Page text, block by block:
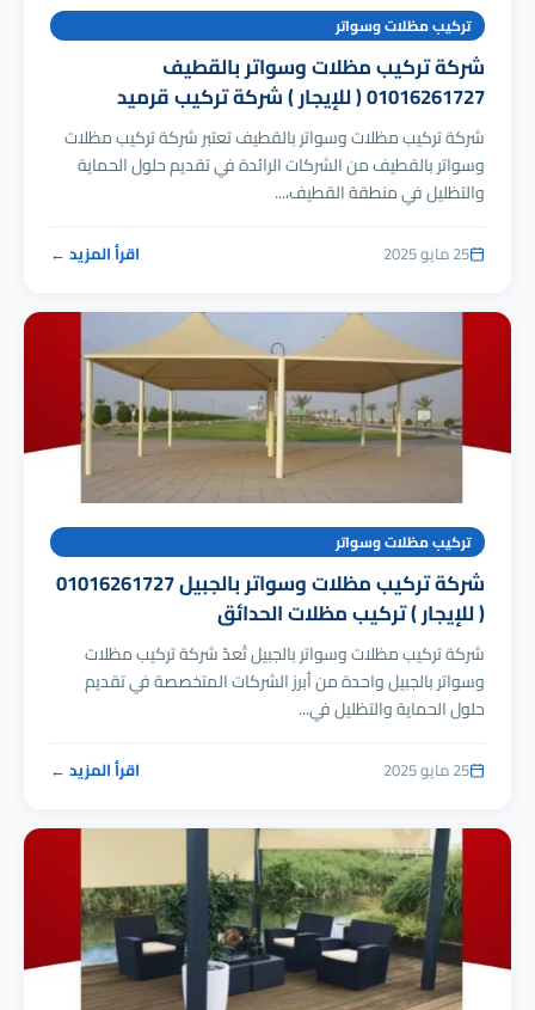
تركيب مظلات وسواتر
شركة تركيب مظلات وسواتر بالقطيف
01016261727 ( للإيجار ) شركة تركيب قرميد
شركة تركيب مظلات وسواتر بالقطيف تعتبر شركة تركيب مظلات
وسواتر بالقطيف من الشركات الرائدة في تقديم حلول الحماية
والتظليل في منطقة القطيف،...
25 مايو 2025 اقرأ المزيد ←
تركيب مظلات وسواتر
شركة تركيب مظلات وسواتر بالجبيل 01016261727
( للإيجار ) تركيب مظلات الحدائق
شركة تركيب مظلات وسواتر بالجبيل تُعدّ شركة تركيب مظلات
وسواتر بالجبيل واحدة من أبرز الشركات المتخصصة في تقديم
حلول الحماية والتظليل في...
25 مايو 2025 اقرأ المزيد ←